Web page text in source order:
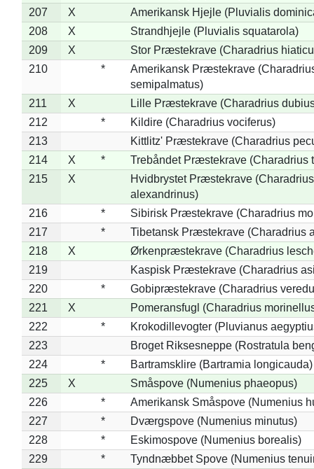
207
X
Amerikansk Hjejle (Pluvialis
208
X
Strandhjejle (Pluvialis squatarola)
209
X
Stor Præstekrave (Charadrius
210
*
Amerikansk Præstekrave
semipalmatus)
211
X
Lille Præstekrave (Charadrius
212
*
Kildire (Charadrius vociferus)
213
Kittlitz' Præstekrave (Charadrius
214
X *
Trebåndet Præstekrave (Charadrius
215
X
Hvidbrystet Præstekrave (Charadrius
alexandrinus)
216
*
Sibirisk Præstekrave (Charadrius
217
*
Tibetansk Præstekrave (Charadrius
218
X
Ørkenpræstekrave (Charadrius
219
Kaspisk Præstekrave (Charadrius
220
*
Gobipræstekrave (Charadrius
221
X
Pomeransfugl (Charadrius
222
*
Krokodillevogter (Pluvianus
223
Broget Riksesneppe (Rostratula
224
*
Bartramsklire (Bartramia longicauda)
225
X
Småspove (Numenius phaeopus)
226
*
Amerikansk Småspove (Numenius
227
*
Dværgspove (Numenius minutus)
228
*
Eskimospove (Numenius borealis)
229
* Tyndnæbbet Spove (Numenius